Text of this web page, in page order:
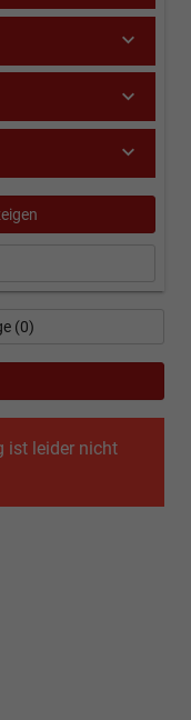
ist leider nicht
(0)